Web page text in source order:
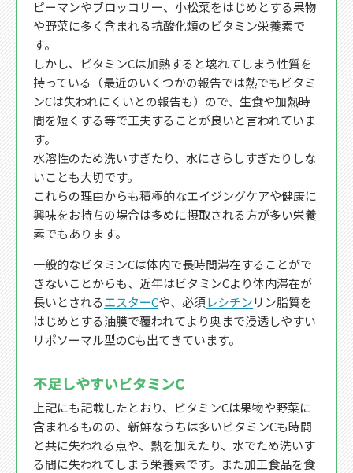
ピーマンやブロッコリー、小松菜をはじめとする果物
や野菜に多く含まれる抗酸化類のビタミン栄養素で
す。
しかし、ビタミンCは加熱すると壊れてしまう性質を
持っている（最近のいくつかの報告では熱でもビタミ
ンCは失われにくいとの報告も）ので、生食や加熱時
間を短くする等で工夫することが良いと言われていま
す。
水溶性のため洗いすぎたり、水にさらしすぎたりしな
いことも大切です。
これらの理由からも積極的なエイジングケアや健康に
興味をお持ちの場合は多めに摂取される方が多い栄養
素でもあります。
一般的なビタミンCは体内で長時間滞在することがで
きないことからも、近年はビタミンCより体内滞在が
長いとされるエスターCや、必須レシチンリン脂質を
はじめとする油膜で覆われてより奥まで浸透しやすい
リポソーマル型のCも出てきています。
不足しやすいビタミンC
上記にも記載したとおり、ビタミンCは果物や野菜に
含まれるものの、新鮮なうちは多いビタミンCも時間
と共に失われる点や、熱を加えたり、水でため洗いす
る間に失われてしまう栄養素です。また加工食品を食